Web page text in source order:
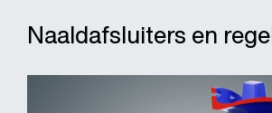
Naaldafsluiters en